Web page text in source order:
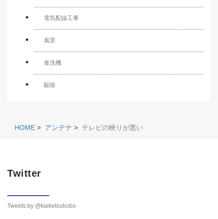
電気配線工事
風景
食洗機
駆除
HOME > アンテナ > テレビの映りが悪い
Twitter
Tweets by @kaiketsukobo